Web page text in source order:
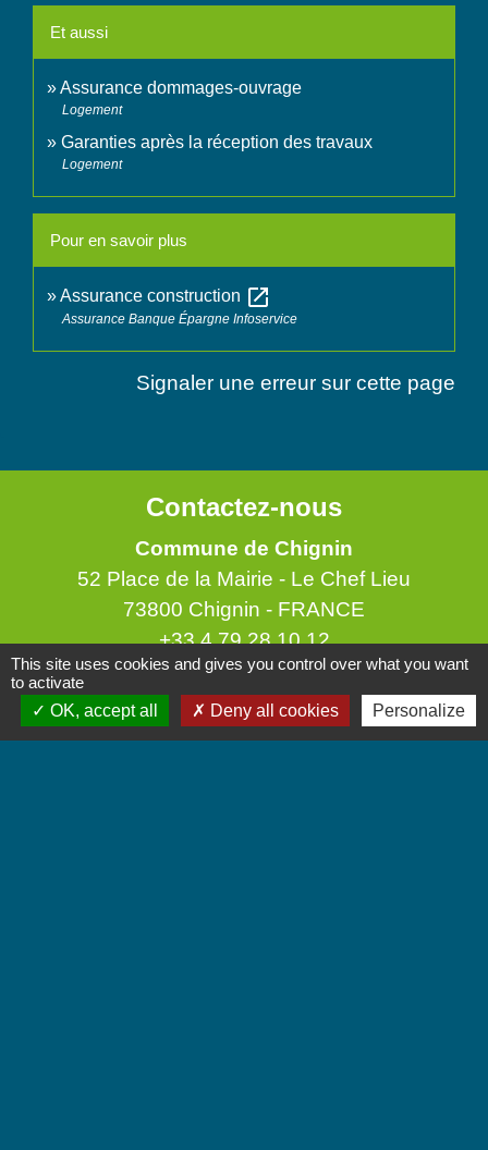
Et aussi
Assurance dommages-ouvrage
Logement
Garanties après la réception des travaux
Logement
Pour en savoir plus
Assurance construction open_in_new
Assurance Banque Épargne Infoservice
Signaler une erreur sur cette page
Contactez-nous
Commune de Chignin
52 Place de la Mairie - Le Chef Lieu
73800 Chignin - FRANCE
+33 4 79 28 10 12
Contact par formulaire
Accueil du public
This site uses cookies and gives you control over what you want
to activate
OK, accept all
Deny all cookies Personalize